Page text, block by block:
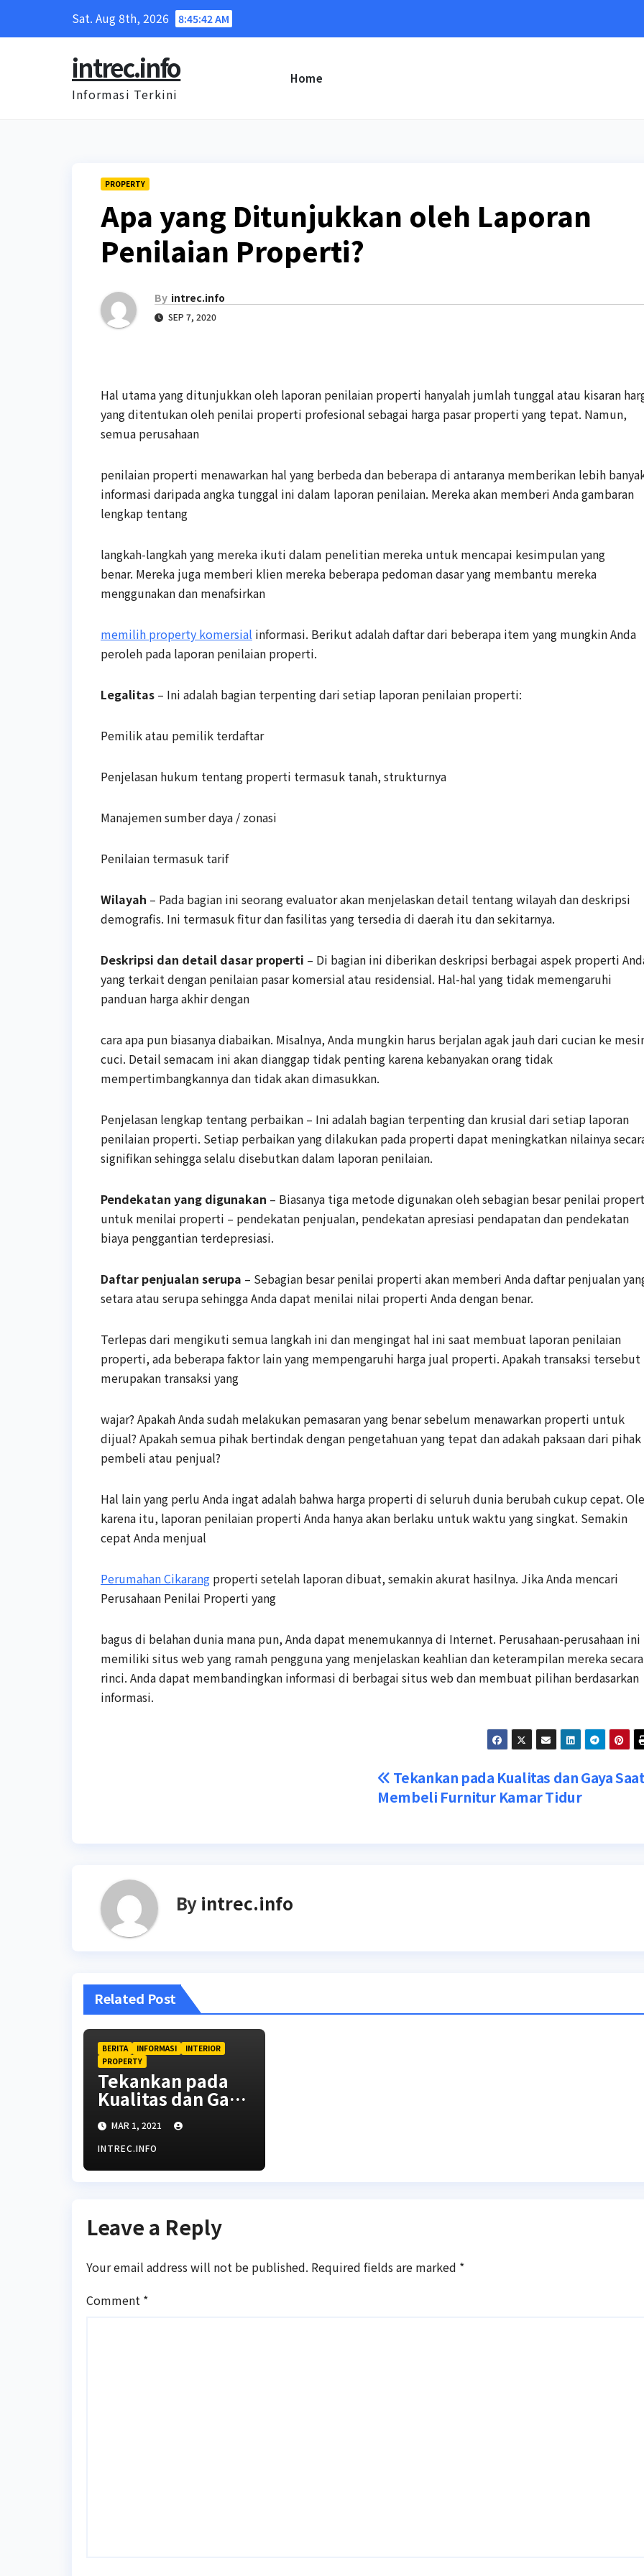
Sat. Aug 8th, 2026 8:45:43 AM
intrec.info
Informasi Terkini
Home
PROPERTY
Apa yang Ditunjukkan oleh Laporan
Penilaian Properti?
By intrec.info
SEP 7, 2020
Hal utama yang ditunjukkan oleh laporan penilaian properti hanyalah jumlah tunggal atau kisaran
yang ditentukan oleh penilai properti profesional sebagai harga pasar properti yang tepat. Namun,
semua perusahaan
penilaian properti menawarkan hal yang berbeda dan beberapa di antaranya memberikan lebih
informasi daripada angka tunggal ini dalam laporan penilaian. Mereka akan memberi Anda gambaran
lengkap tentang
langkah-langkah yang mereka ikuti dalam penelitian mereka untuk mencapai kesimpulan yang
benar. Mereka juga memberi klien mereka beberapa pedoman dasar yang membantu mereka
menggunakan dan menafsirkan
memilih property komersial informasi. Berikut adalah daftar dari beberapa item yang mungkin Anda
peroleh pada laporan penilaian properti.
Legalitas – Ini adalah bagian terpenting dari setiap laporan penilaian properti:
Pemilik atau pemilik terdaftar
Penjelasan hukum tentang properti termasuk tanah, strukturnya
Manajemen sumber daya / zonasi
Penilaian termasuk tarif
Wilayah – Pada bagian ini seorang evaluator akan menjelaskan detail tentang wilayah dan deskripsi
demografis. Ini termasuk fitur dan fasilitas yang tersedia di daerah itu dan sekitarnya.
Deskripsi dan detail dasar properti – Di bagian ini diberikan deskripsi berbagai aspek properti
yang terkait dengan penilaian pasar komersial atau residensial. Hal-hal yang tidak memengaruhi
panduan harga akhir dengan
cara apa pun biasanya diabaikan. Misalnya, Anda mungkin harus berjalan agak jauh dari cucian ke
cuci. Detail semacam ini akan dianggap tidak penting karena kebanyakan orang tidak
mempertimbangkannya dan tidak akan dimasukkan.
Penjelasan lengkap tentang perbaikan – Ini adalah bagian terpenting dan krusial dari setiap laporan
penilaian properti. Setiap perbaikan yang dilakukan pada properti dapat meningkatkan nilainya
signifikan sehingga selalu disebutkan dalam laporan penilaian.
Pendekatan yang digunakan – Biasanya tiga metode digunakan oleh sebagian besar penilai
untuk menilai properti – pendekatan penjualan, pendekatan apresiasi pendapatan dan pendekatan
biaya penggantian terdepresiasi.
Daftar penjualan serupa – Sebagian besar penilai properti akan memberi Anda daftar penjualan
setara atau serupa sehingga Anda dapat menilai nilai properti Anda dengan benar.
Terlepas dari mengikuti semua langkah ini dan mengingat hal ini saat membuat laporan penilaian
properti, ada beberapa faktor lain yang mempengaruhi harga jual properti. Apakah transaksi tersebut
merupakan transaksi yang
wajar? Apakah Anda sudah melakukan pemasaran yang benar sebelum menawarkan properti untuk
dijual? Apakah semua pihak bertindak dengan pengetahuan yang tepat dan adakah paksaan dari pihak
pembeli atau penjual?
Hal lain yang perlu Anda ingat adalah bahwa harga properti di seluruh dunia berubah cukup cepat.
karena itu, laporan penilaian properti Anda hanya akan berlaku untuk waktu yang singkat. Semakin
cepat Anda menjual
Perumahan Cikarang properti setelah laporan dibuat, semakin akurat hasilnya. Jika Anda mencari
Perusahaan Penilai Properti yang
bagus di belahan dunia mana pun, Anda dapat menemukannya di Internet. Perusahaan-perusahaan ini
memiliki situs web yang ramah pengguna yang menjelaskan keahlian dan keterampilan mereka secara
rinci. Anda dapat membandingkan informasi di berbagai situs web dan membuat pilihan berdasarkan
informasi.
Tekankan pada Kualitas dan Gaya
Membeli Furnitur Kamar Tidur
By intrec.info
Related Post
BERITA INFORMASI
INTERIOR
PROPERTY
Tekankan pada
Kualitas dan Gaya
Saat Membeli
Furnitur Kamar
Tidur
MAR 1, 2021
INTREC.INFO
Leave a Reply
Your email address will not be published. Required fields are marked *
Comment *